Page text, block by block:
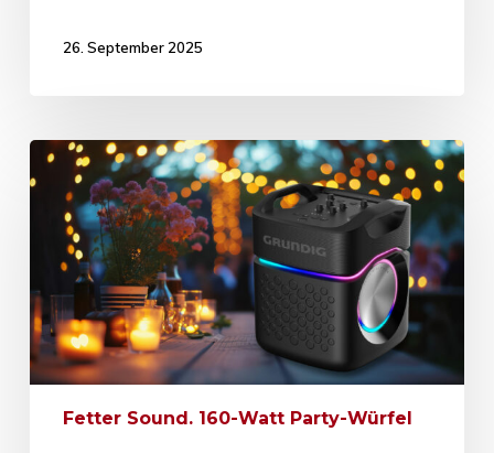
26. September 2025
Fetter Sound. 160-Watt Party-Würfel